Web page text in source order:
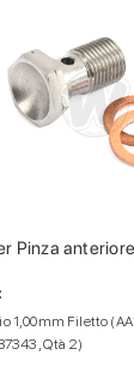
Pinza
1,00mm Filetto
, Qtà 2)